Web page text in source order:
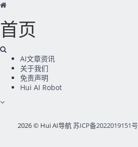
首页
AI文章资讯
关于我们
免责声明
Hui AI Robot
2026 © Hui AI导航苏ICP备2022019151号